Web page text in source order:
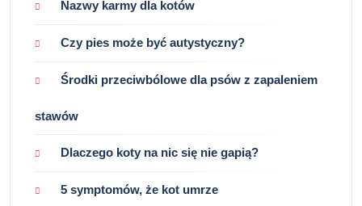
Nazwy karmy dla kotów
Czy pies może być autystyczny?
Środki przeciwbólowe dla psów z zapaleniem
stawów
Dlaczego koty na nic się nie gapią?
5 symptomów, że kot umrze